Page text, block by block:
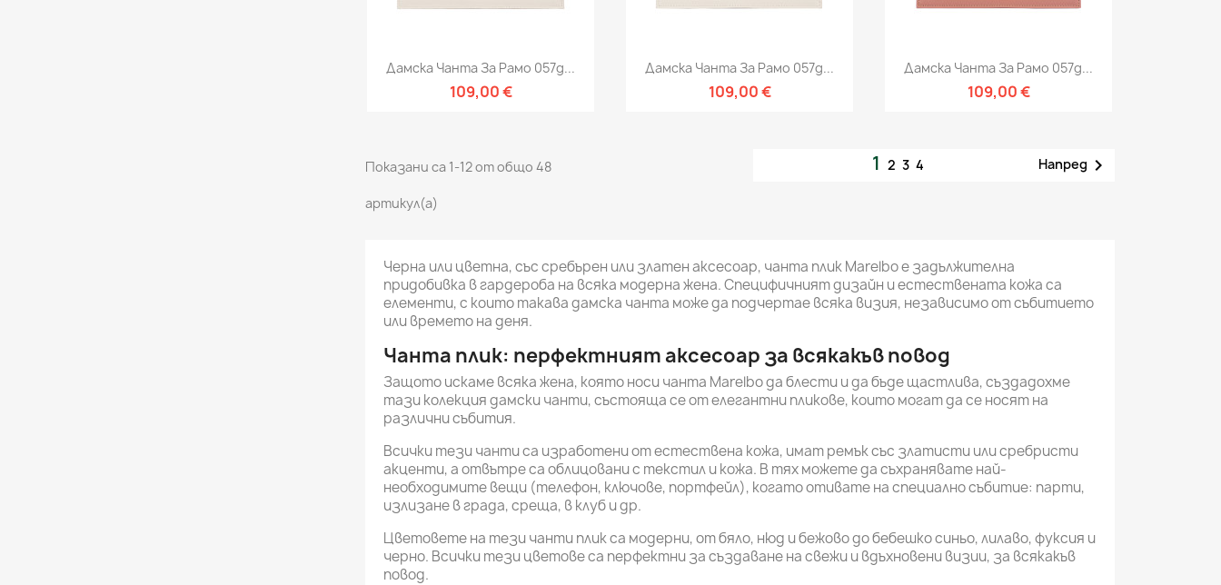
Бърз преглед
Дамска Чанта За Рамо 057g...
109,00 €
Бърз преглед
Дамска Чанта За Рамо 057g...
109,00 €
Бърз преглед
Дамска Чанта За Рамо 057g...
109,00 €
Показани са 1-12 от общо 48
артикул(а)
1 2 3 4 Напред 
Черна или цветна, със сребърен или златен аксесоар, чанта плик Marelbo е задължителна
придобивка в гардероба на всяка модерна жена. Специфичният дизайн и естествената кожа са
елементи, с които такава дамска чанта може да подчертае всяка визия, независимо от събитието
или времето на деня.
Чанта плик: перфектният аксесоар за всякакъв повод
Защото искаме всяка жена, която носи чанта Marelbo да блести и да бъде щастлива, създадохме
тази колекция дамски чанти, състояща се от елегантни пликове, които могат да се носят на
различни събития.
Всички тези чанти са изработени от естествена кожа, имат ремък със златисти или сребристи
акценти, а отвътре са облицовани с текстил и кожа. В тях можете да съхранявате най-
необходимите вещи (телефон, ключове, портфейл), когато отивате на специално събитие: парти,
излизане в града, среща, в клуб и др.
Цветовете на тези чанти плик са модерни, от бяло, нюд и бежово до бебешко синьо, лилаво, фуксия и
черно. Всички тези цветове са перфектни за създаване на свежи и вдъхновени визии, за всякакъв
повод.